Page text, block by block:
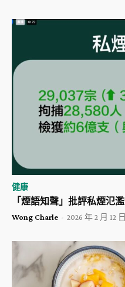
健康
「煙語知聲」批評私煙氾
Wong Charle - 2026 年 2 月 12 日